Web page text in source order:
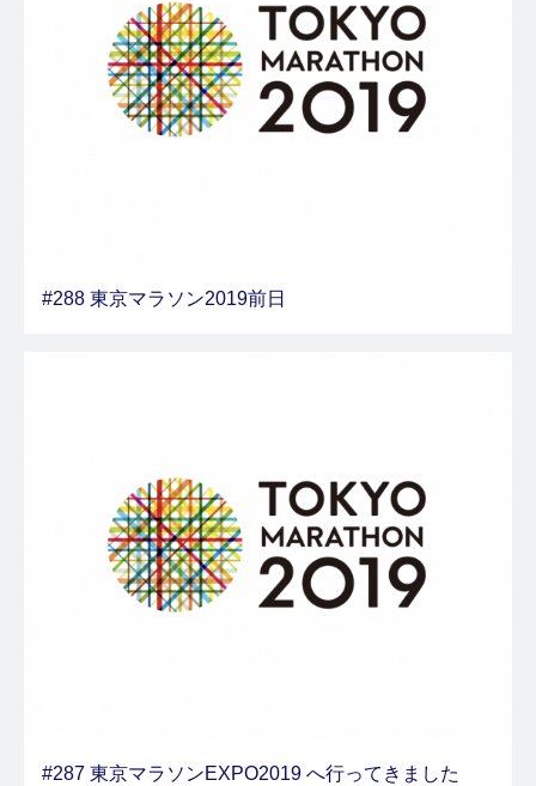
#288 東京マラソン2019前日
#287 東京マラソンEXPO2019 へ行ってきました